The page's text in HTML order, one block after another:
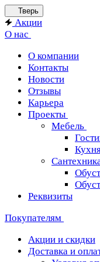
Тверь
Акции
О нас
О компании
Контакты
Новости
Отзывы
Карьера
Проекты
Мебель
Реквизиты
Покупателям
Акции и скидки
Доставка и